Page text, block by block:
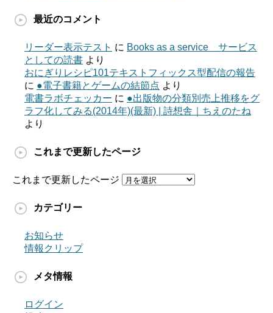
最近のコメント
リーダー表示テスト に Books as a service サービス
としての読書 より
おにぎりレシピ101テキストフィックス型配信の報告
に ●電子書籍とゲームの結節点 より
電書ラボチェッカー に ●出版物の分類別売上推移をグ
ラフ化してみる(2014年)(最新) | 詩想舎｜ちえのたね
より
これまで更新したページ
これまで更新したページ
カテゴリー
お知らせ
情報クリップ
メタ情報
ログイン